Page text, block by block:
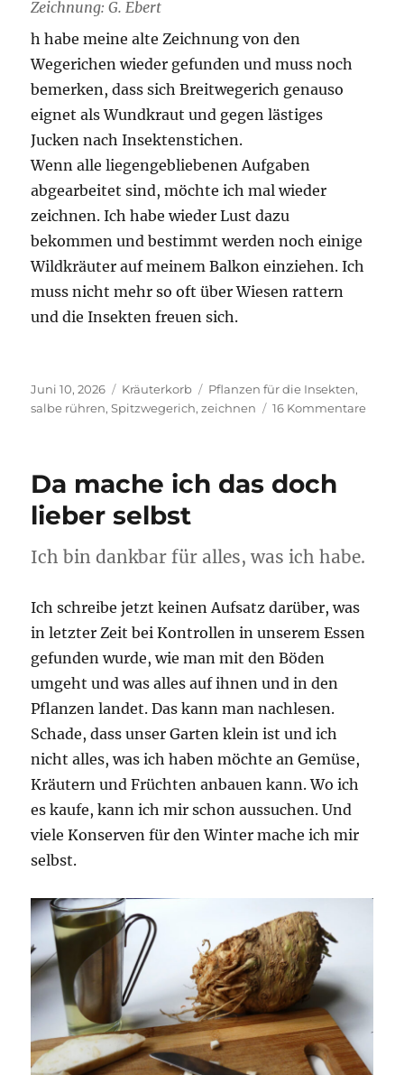
Zeichnung: G. Ebert
h habe meine alte Zeichnung von den
Wegerichen wieder gefunden und muss noch
bemerken, dass sich Breitwegerich genauso
eignet als Wundkraut und gegen lästiges
Jucken nach Insektenstichen.
Wenn alle liegengebliebenen Aufgaben
abgearbeitet sind, möchte ich mal wieder
zeichnen. Ich habe wieder Lust dazu
bekommen und bestimmt werden noch einige
Wildkräuter auf meinem Balkon einziehen. Ich
muss nicht mehr so oft über Wiesen rattern
und die Insekten freuen sich.
Veröffentlicht
am
Juni 10, 2026 Kategorien
Kräuterkorb Schlagwörter
Pflanzen für die Insekten,
salbe rühren,Spitzwegerich,zeichnen 16 Kommentarezu
Da mache ich das doch
lieber selbst
Ich bin dankbar für alles, was ich habe.
Ich schreibe jetzt keinen Aufsatz darüber, was
in letzter Zeit bei Kontrollen in unserem Essen
gefunden wurde, wie man mit den Böden
umgeht und was alles auf ihnen und in den
Pflanzen landet. Das kann man nachlesen.
Schade, dass unser Garten klein ist und ich
nicht alles, was ich haben möchte an Gemüse,
Kräutern und Früchten anbauen kann. Wo ich
es kaufe, kann ich mir schon aussuchen. Und
viele Konserven für den Winter mache ich mir
selbst.